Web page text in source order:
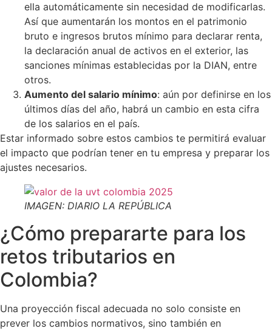
ella automáticamente sin necesidad de modificarlas.
Así que aumentarán los montos en el patrimonio
bruto e ingresos brutos mínimo para declarar renta,
la declaración anual de activos en el exterior, las
sanciones mínimas establecidas por la DIAN, entre
otros.
Aumento del salario mínimo: aún por definirse en los
últimos días del año, habrá un cambio en esta cifra
de los salarios en el país.
Estar informado sobre estos cambios te permitirá evaluar
el impacto que podrían tener en tu empresa y preparar los
ajustes necesarios.
IMAGEN: DIARIO LA REPÚBLICA
¿Cómo prepararte para los
retos tributarios en
Colombia?
Una proyección fiscal adecuada no solo consiste en
prever los cambios normativos, sino también en